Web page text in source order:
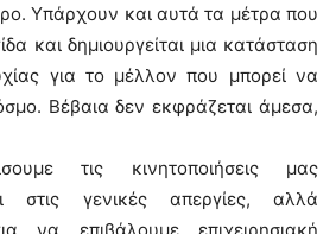
Υπάρχουν και αυτά τα μέτρα που
και δημιουργείται μια κατάσταση
για το μέλλον που μπορεί να
Βέβαια δεν εκφράζεται άμεσα,
τις κινητοποιήσεις μας
στις γενικές απεργίες, αλλά